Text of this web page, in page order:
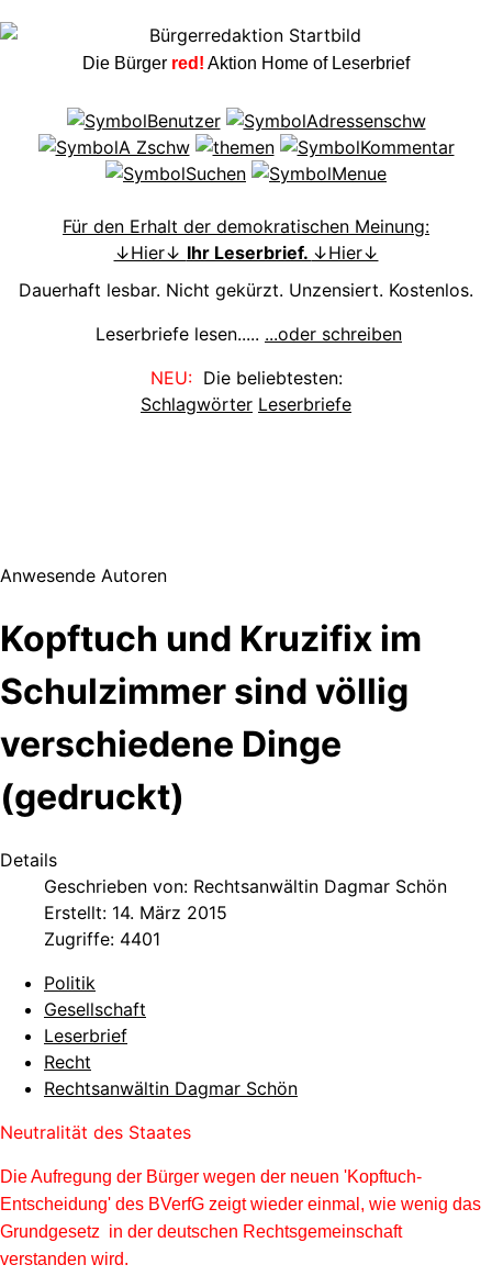
Die Bürger red! Aktion Home of Leserbrief
Für den Erhalt der demokratischen Meinung:
↓Hier↓ Ihr Leserbrief. ↓Hier↓
Dauerhaft lesbar. Nicht gekürzt. Unzensiert. Kostenlos.
Leserbriefe lesen..... ...oder schreiben
NEU:Die beliebtesten:
Schlagwörter Leserbriefe
Anwesende Autoren
Kopftuch und Kruzifix im
Schulzimmer sind völlig
verschiedene Dinge
(gedruckt)
Details
Geschrieben von: Rechtsanwältin Dagmar Schön
Erstellt: 14. März 2015
Zugriffe: 4401
Politik
Gesellschaft
Leserbrief
Recht
Rechtsanwältin Dagmar Schön
Neutralität des Staates
Die Aufregung der Bürger wegen der neuen 'Kopftuch-
Entscheidung' des BVerfG zeigt wieder einmal, wie wenig das
Grundgesetz in der deutschen Rechtsgemeinschaft
verstanden wird.